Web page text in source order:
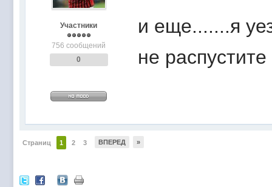
Участники
756 сообщений
0
и еще.......я
не
Страниц 1 2 3 ВПЕРЕД »